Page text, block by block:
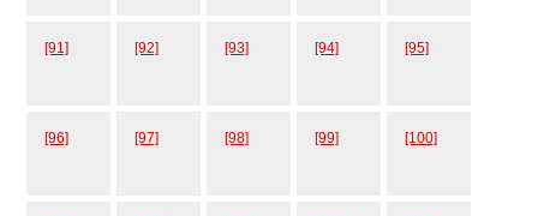
[91] [92] [93] [94] [95]
[96] [97] [98] [99] [100]